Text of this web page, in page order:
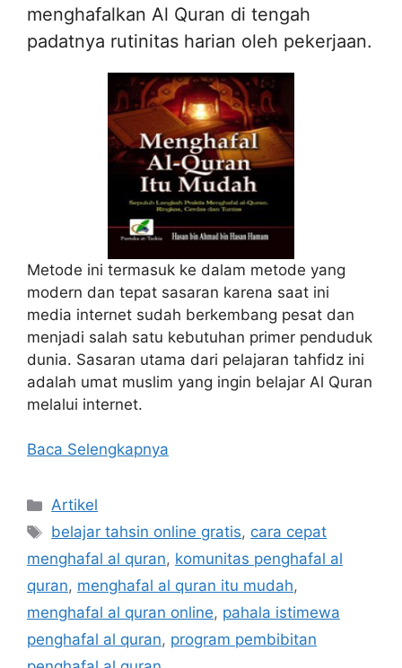
menghafalkan Al Quran di tengah
padatnya rutinitas harian oleh pekerjaan.
Metode ini termasuk ke dalam metode yang
modern dan tepat sasaran karena saat ini
media internet sudah berkembang pesat dan
menjadi salah satu kebutuhan primer penduduk
dunia. Sasaran utama dari pelajaran tahfidz ini
adalah umat muslim yang ingin belajar Al Quran
melalui internet.
Baca Selengkapnya
Kategori
Artikel
Tag
belajar tahsin online gratis, cara cepat
menghafal al quran, komunitas penghafal al
quran, menghafal al quran itu mudah,
menghafal al quran online, pahala istimewa
penghafal al quran, program pembibitan